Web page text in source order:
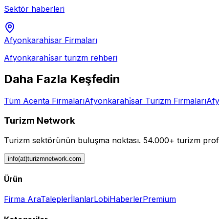
Sektör haberleri
Afyonkarahi̇sar Firmaları
Afyonkarahi̇sar turizm rehberi
Daha Fazla Keşfedin
Tüm Acenta FirmalarıAfyonkarahi̇sar Turizm Firmaları
Turizm Network
Turizm sektörünün buluşma noktası. 54.000+ turizm
info(at)turizmnetwork.com
Ürün
Firma AraTaleplerİlanlarLobiHaberlerPremium